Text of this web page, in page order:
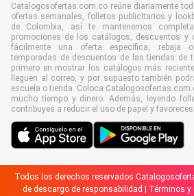
Catalogosofertas.com.co reúne diariamente
ofertas semanales, folletos publicitarios y
de Colombia, así te mantenemos
promociones de los catálogos, descuentos y
fácilmente una oferta específica, rebaja
temporadas de descuentos de las tiendas de
primero en mostrar los catálogos más
lleguen al correo, y por supuesto también
escuela o tienda. Coloca
mucho tiempo y dinero. Además, leyendo
contribuyes a reducir el uso de papel y
Todos los derechos reservados
de descargo de responsabilidad
Términos